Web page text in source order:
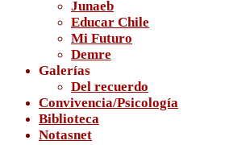
Junaeb
Educar Chile
Mi Futuro
Demre
Galerías
Del recuerdo
Convivencia/Psicología
Biblioteca
Notasnet